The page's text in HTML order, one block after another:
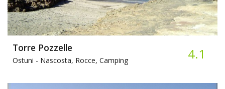
Torre Pozzelle
Ostuni - Nascosta, Rocce, Camping 4.1